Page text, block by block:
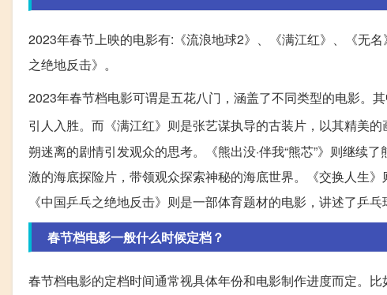
2023年春节上映的电影有:《流浪地球2》、《满江红》、《无
之绝地反击》。
2023年春节档电影可谓是五花八门，涵盖了不同类型的电影。
引人入胜。而《满江红》则是张艺谋执导的古装片，以其精美
朔迷离的剧情引发观众的思考。《熊出没·伴我“熊芯”》则继续
激的海底探险片，带领观众探索神秘的海底世界。《交换人生
《中国乒乓之绝地反击》则是一部体育题材的电影，讲述了乒
春节档电影一般什么时候定档？
春节档电影的定档时间通常视具体年份和电影制作进度而定。